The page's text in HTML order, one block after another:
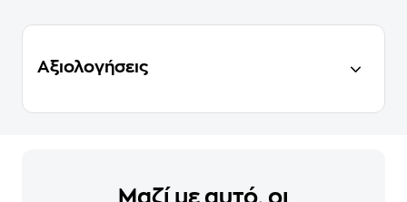
Αξιολογήσεις
Μαζί με αυτό, οι